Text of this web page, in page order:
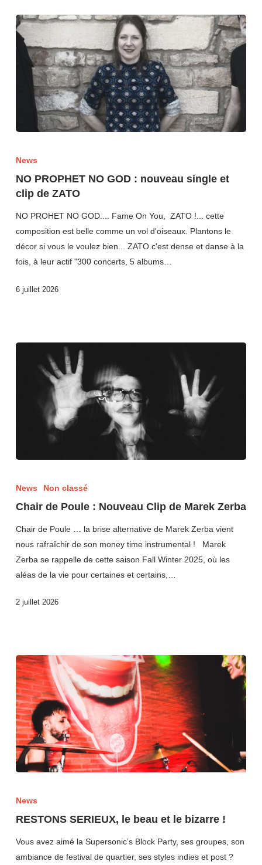
News
NO PROPHET NO GOD : nouveau single et
clip de ZATO
NO PROHET NO GOD.... Fame On You, ZATO !... cette
composition est belle comme un vol d'oiseaux. Plantons le
décor si vous le voulez bien... ZATO c'est dense et danse à la
fois, à leur actif "300 concerts, 5 albums…
6 juillet 2026
News Non classé
Chair de Poule : Nouveau Clip de Marek Zerba
Chair de Poule … la brise alternative de Marek Zerba vient
nous rafraîchir de son money time instrumental ! Marek
Zerba se rappelle de cette saison Fall Winter 2025, où les
aléas de la vie pour certaines et certains,…
2 juillet 2026
News
RESTONS SERIEUX, le beau et le bizarre !
Vous avez aimé la Supersonic’s Block Party, ses groupes, son
ambiance de festival de quartier, ses styles indies et post ?